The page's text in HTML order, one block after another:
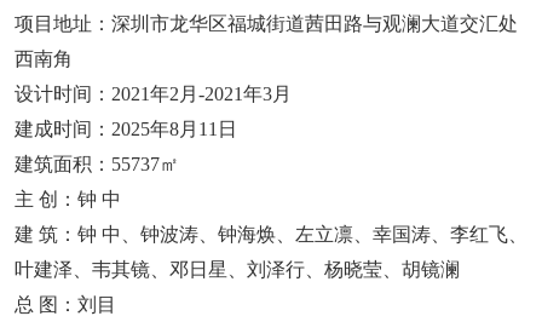
项目地址：深圳市龙华区福城街道茜田路与观澜大道交汇处
西南角
设计时间：2021年2月-2021年3月
建成时间：2025年8月11日
建筑面积：55737㎡
主 创：钟 中
建 筑：钟 中、钟波涛、钟海焕、左立凛、幸国涛、李红飞、
叶建泽、韦其镜、邓日星、刘泽行、杨晓莹、胡镜澜
总 图：刘目